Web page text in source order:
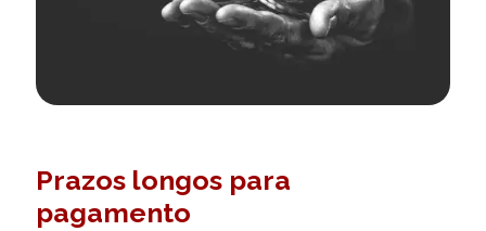
Prazos longos para
pagamento